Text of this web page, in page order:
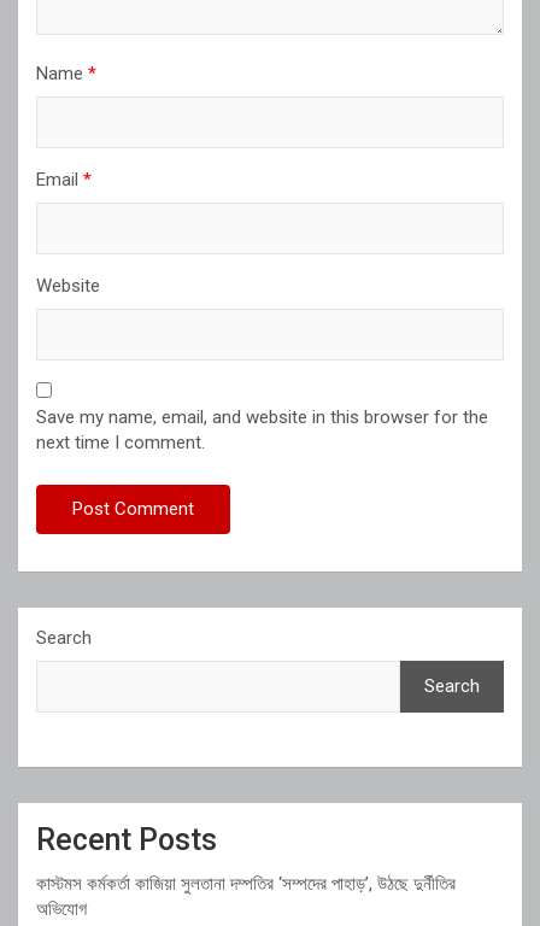
Name *
Email *
Website
Save my name, email, and website in this browser for the
next time I comment.
Search
Search
Recent Posts
কাস্টমস কর্মকর্তা কাজিয়া সুলতানা দম্পতির ‘সম্পদের পাহাড়’, উঠছে দুর্নীতির
অভিযোগ